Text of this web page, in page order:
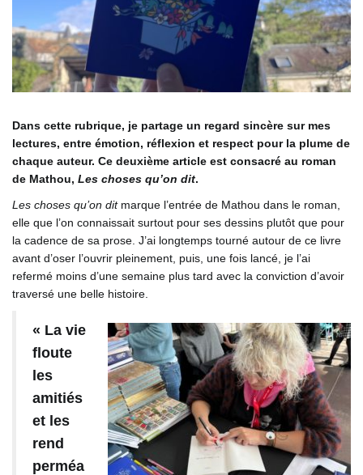
Dans cette rubrique, je partage un regard sincère sur mes
lectures, entre émotion, réflexion et respect pour la plume de
chaque auteur. Ce deuxième article est consacré au roman
de Mathou, Les choses qu’on dit.
Les choses qu’on ditmarque l’entrée de Mathou dans le roman,
elle que l’on connaissait surtout pour ses dessins plutôt que pour
la cadence de sa prose. J’ai longtemps tourné autour de ce livre
avant d’oser l’ouvrir pleinement, puis, une fois lancé, je l’ai
refermé moins d’une semaine plus tard avec la conviction d’avoir
traversé une belle histoire.
« La vie
floute
les
amitiés
et les
rend
perméa